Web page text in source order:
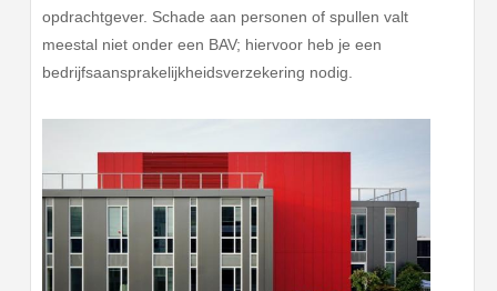
opdrachtgever. Schade aan personen of spullen valt
meestal niet onder een BAV; hiervoor heb je een
bedrijfsaansprakelijkheidsverzekering nodig.